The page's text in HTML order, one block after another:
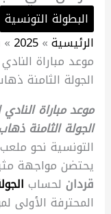
البطولة التونسية
الرئيسية
2025
موعد مباراة
الجولة الثامنة
موعد مباراة
الجولة الثامنة
التونسية نحو
يحتضن مواجهة
قردان لحساب
المحترفة الأولى لموسم